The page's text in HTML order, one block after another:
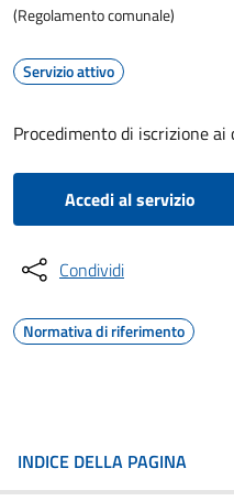
(Regolamento comunale)
Servizio attivo
Procedimento di iscrizione
Accedi al servizio
Condividi
Normativa di riferimento
INDICE DELLA PAGINA